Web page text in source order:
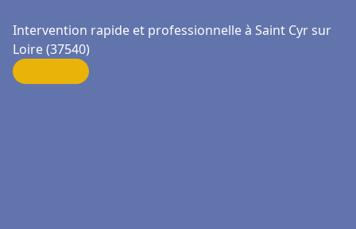
Intervention rapide et professionnelle à Saint Cyr sur
Loire (37540)